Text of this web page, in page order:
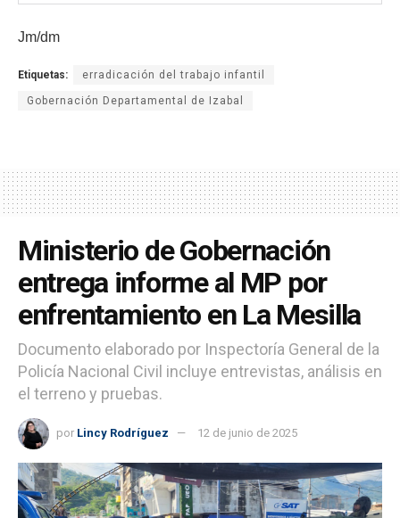
Jm/dm
Etiquetas: erradicación del trabajo infantil
Gobernación Departamental de Izabal
Ministerio de Gobernación
entrega informe al MP por
enfrentamiento en La Mesilla
Documento elaborado por Inspectoría General de la
Policía Nacional Civil incluye entrevistas, análisis en
el terreno y pruebas.
por Lincy Rodríguez 12 de junio de 2025